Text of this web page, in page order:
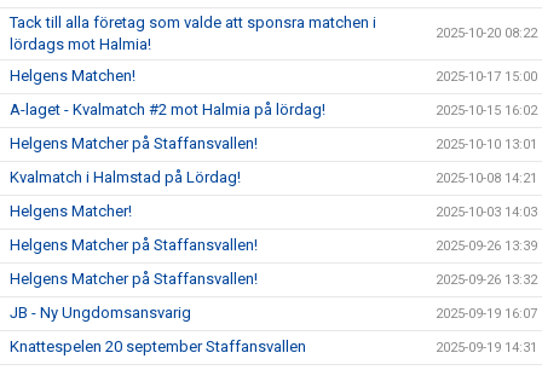
Tack till alla företag som valde att sponsra matchen i
lördags mot Halmia!
2025-10-20 08:22
Helgens Matchen! 2025-10-17 15:00
A-laget - Kvalmatch #2 mot Halmia på lördag! 2025-10-15 16:02
Helgens Matcher på Staffansvallen! 2025-10-10 13:01
Kvalmatch i Halmstad på Lördag! 2025-10-08 14:21
Helgens Matcher! 2025-10-03 14:03
Helgens Matcher på Staffansvallen! 2025-09-26 13:39
Helgens Matcher på Staffansvallen! 2025-09-26 13:32
JB - Ny Ungdomsansvarig 2025-09-19 16:07
Knattespelen 20 september Staffansvallen 2025-09-19 14:31